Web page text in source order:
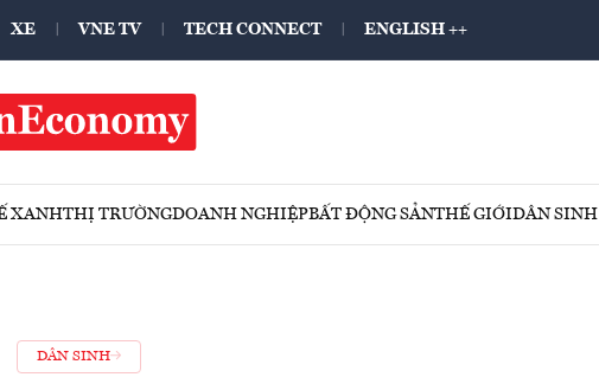
XE VNE TV TECH CONNECT ENGLISH ++
XANHTHỊ TRƯỜNGDOANH NGHIỆPBẤT ĐỘNG SẢNTHẾ GIỚIDÂN SINH
DÂN SINH